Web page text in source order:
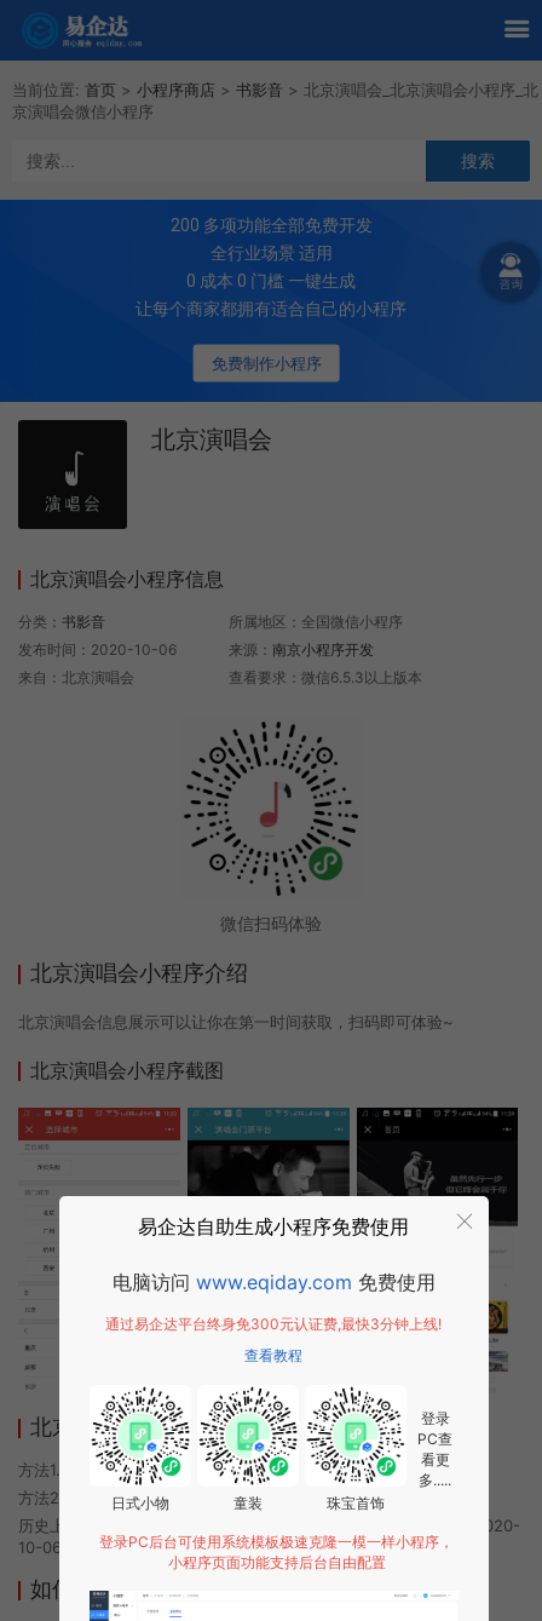
当前位置: 首页 > 小程序商店 > 书影音 > 北京演唱会_北京演唱会小程序_北
京演唱会微信小程序
免费制作小程序
200 多项功能全部免费开发
全行业场景 适用
0 成本 0 门槛 一键生成
让每个商家都拥有适合自己的小程序
北京演唱会
北京演唱会小程序信息
分类： 书影音
发布时间：2020-10-06
来自：北京演唱会
所属地区：全国微信小程序
来源： 南京小程序开发
查看要求：微信6.5.3以上版本
微信扫码体验
北京演唱会小程序介绍
北京演唱会信息展示可以让你在第一时间获取，扫码即可体验~
北京演唱会小程序截图
北京演唱会小程序使用方法
方法1. 使用微信扫描本页面上方二维码进入北京演唱会的小程序
方法2. 在微信中搜索“北京演唱会”即可进入小程序
历史上的今时小程序由北京演唱会团队开发，易企达小程序商店于2020-
10-06 20:11发布
如何开发类似北京演唱会的小程序
易企达自助生成小程序免费使用
电脑访问 www.eqiday.com 免费使用
通过易企达平台终身免300元认证费,最快3分钟上线!
查看教程
日式小物 童装 珠宝首饰
登录
PC查
看更
多.....
登录PC后台可使用系统模板极速克隆一模一样小程序，
小程序页面功能支持后台自由配置